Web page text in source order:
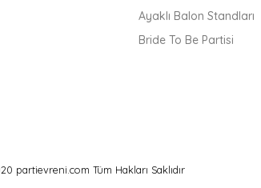
Ayaklı Balon Standları
Bride To Be Partisi
partievreni.com Tüm Hakları Saklıdır